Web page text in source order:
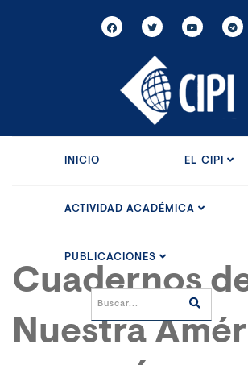
INICIO EL CIPI
ACTIVIDAD ACADÉMICA
PUBLICACIONES
Cuadernos
Nuestra